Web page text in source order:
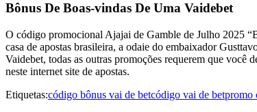
Bônus De Boas-vindas De Uma Vaidebet
O código promocional Ajajai de Gamble de Julho 2025
casa de apostas brasileira, a odaie do embaixador
Vaidebet, todas as outras promoções requerem que você
neste internet site de apostas.
Etiquetas:código bônus vai de betcódigo vai de betpromo